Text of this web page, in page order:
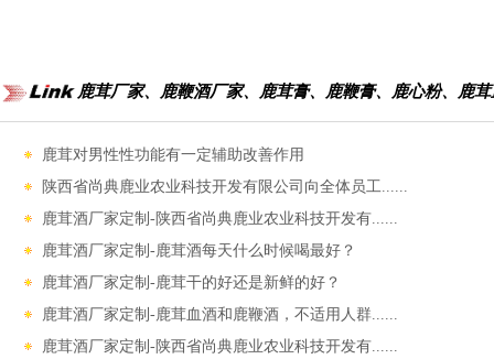
鹿茸厂家、鹿鞭酒厂家、鹿茸膏、鹿鞭膏、鹿心粉、鹿
鹿茸对男性性功能‌有一定辅助改善作用
陕西省尚典鹿业农业科技开发有限公司向全体员工......
鹿茸酒厂家定制-陕西省尚典鹿业农业科技开发有......
鹿茸酒厂家定制-鹿茸酒每天什么时候喝最好？
鹿茸酒厂家定制-鹿茸干的好还是新鲜的好？
鹿茸酒厂家定制-鹿茸血酒和鹿鞭酒，不适用人群......
鹿茸酒厂家定制-陕西省尚典鹿业农业科技开发有......